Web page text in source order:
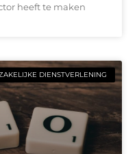
heeft te maken
DIENSTVERLENING